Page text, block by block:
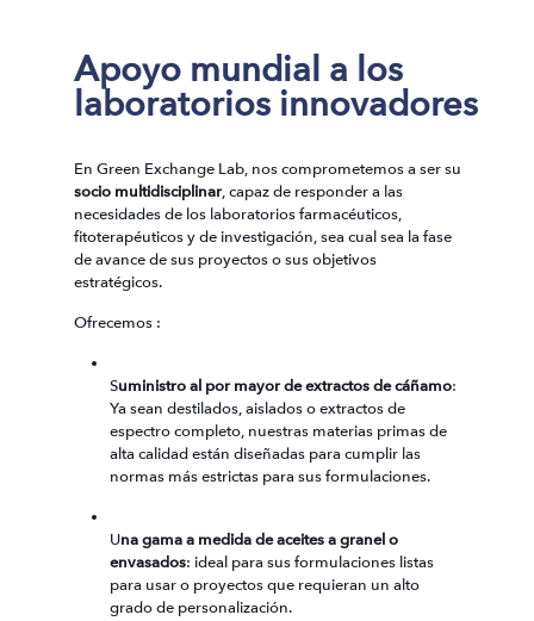
Apoyo mundial a los
laboratorios innovadores
En Green Exchange Lab, nos comprometemos a ser su
socio multidisciplinar, capaz de responder a las
necesidades de los laboratorios farmacéuticos,
fitoterapéuticos y de investigación, sea cual sea la fase
de avance de sus proyectos o sus objetivos
estratégicos.
Ofrecemos :
Suministro al por mayor de extractos de cáñamo:
Ya sean destilados, aislados o extractos de
espectro completo, nuestras materias primas de
alta calidad están diseñadas para cumplir las
normas más estrictas para sus formulaciones.
Una gama a medida de aceites a granel o
envasados: ideal para sus formulaciones listas
para usar o proyectos que requieran un alto
grado de personalización.